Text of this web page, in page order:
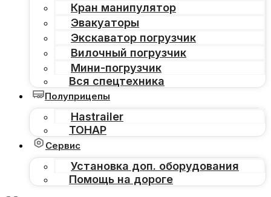
Кран манипулятор
Эвакуаторы
Экскаватор погрузчик
Вилочный погрузчик
Мини-погрузчик
Вся спецтехника
Полуприцепы
Hastrailer
ТОНАР
Сервис
Установка доп. оборудования
Помощь на дороге